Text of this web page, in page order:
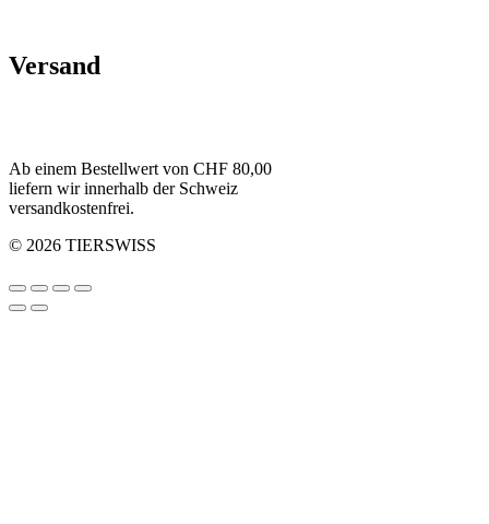
Versand
Ab einem Bestellwert von CHF 80,00
liefern wir innerhalb der Schweiz
versandkostenfrei.
© 2026 TIERSWISS